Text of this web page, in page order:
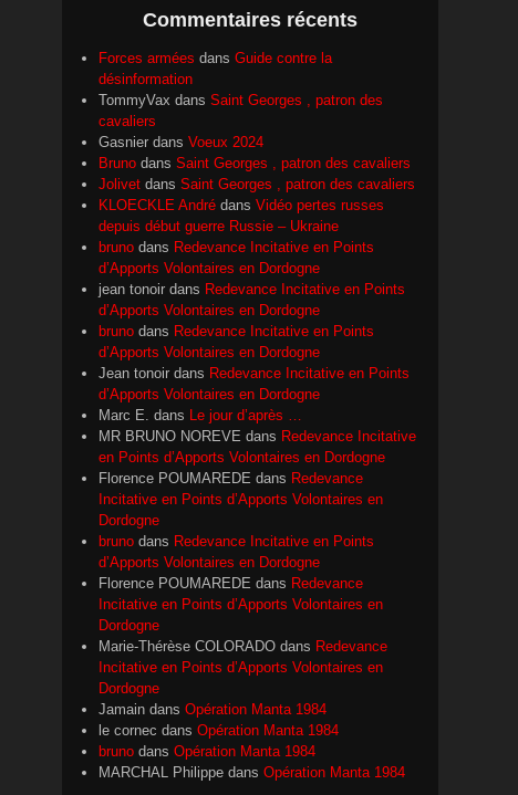
Commentaires récents
Forces armées dans Guide contre la
désinformation
TommyVax dans Saint Georges , patron des
cavaliers
Gasnier dans Voeux 2024
Bruno dans Saint Georges , patron des cavaliers
Jolivet dans Saint Georges , patron des cavaliers
KLOECKLE André dans Vidéo pertes russes
depuis début guerre Russie – Ukraine
bruno dans Redevance Incitative en Points
d’Apports Volontaires en Dordogne
jean tonoir dans Redevance Incitative en Points
d’Apports Volontaires en Dordogne
bruno dans Redevance Incitative en Points
d’Apports Volontaires en Dordogne
Jean tonoir dans Redevance Incitative en Points
d’Apports Volontaires en Dordogne
Marc E. dans Le jour d’après …
MR BRUNO NOREVE dans Redevance Incitative
en Points d’Apports Volontaires en Dordogne
Florence POUMAREDE dans Redevance
Incitative en Points d’Apports Volontaires en
Dordogne
bruno dans Redevance Incitative en Points
d’Apports Volontaires en Dordogne
Florence POUMAREDE dans Redevance
Incitative en Points d’Apports Volontaires en
Dordogne
Marie-Thérèse COLORADO dans Redevance
Incitative en Points d’Apports Volontaires en
Dordogne
Jamain dans Opération Manta 1984
le cornec dans Opération Manta 1984
bruno dans Opération Manta 1984
MARCHAL Philippe dans Opération Manta 1984